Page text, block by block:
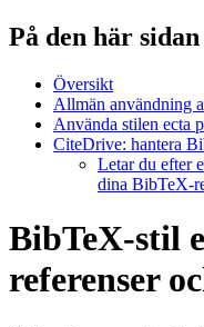
På den här sidan
Översikt
Allmän användning
Använda stilen ecta
CiteDrive: hantera
Letar du efter
dina BibTeX-
BibTeX-stil
referenser